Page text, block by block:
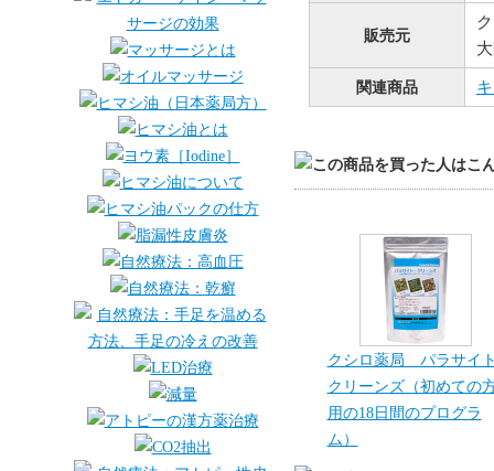
販売元
関連商品
クシロ薬局 パラサイ
クリーンズ（初めての
用の18日間のプログラ
ム）